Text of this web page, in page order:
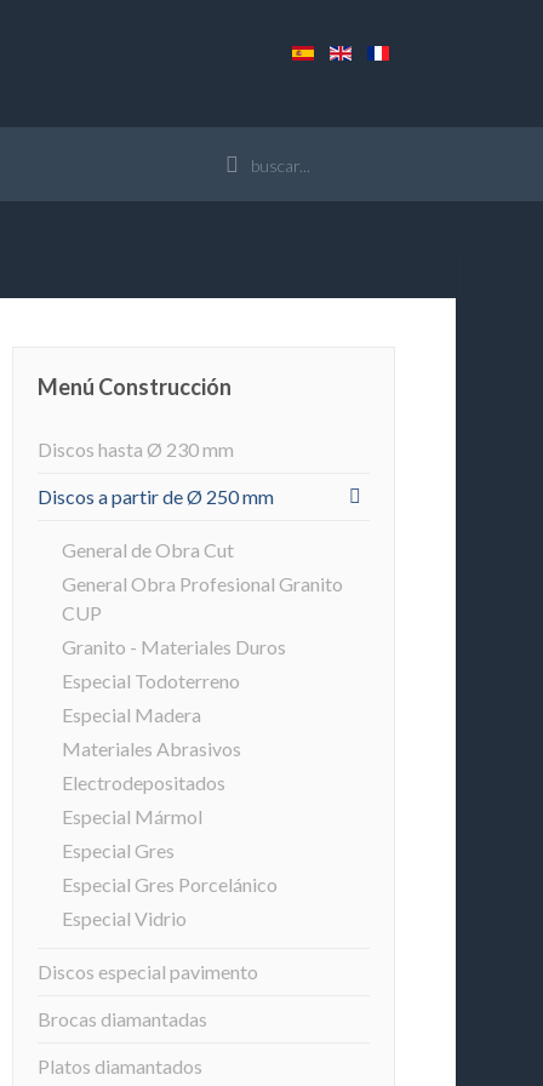
Menú Construcción
Discos hasta Ø 230 mm
Discos a partir de Ø 250 mm
General de Obra Cut
General Obra Profesional Granito
CUP
Granito - Materiales Duros
Especial Todoterreno
Especial Madera
Materiales Abrasivos
Electrodepositados
Especial Mármol
Especial Gres
Especial Gres Porcelánico
Especial Vidrio
Discos especial pavimento
Brocas diamantadas
Platos diamantados